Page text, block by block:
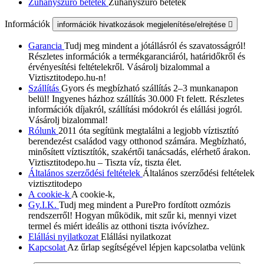
Információk információk hivatkozások megjelenítése/elrejtése 
Garancia Tudj meg mindent a jótállásról és szavatosságról!
Részletes információk a termékgaranciáról, határidőkről és
érvényesítési feltételekről. Vásárolj bizalommal a
Viztisztitodepo.hu-n!
Szállítás Gyors és megbízható szállítás 2–3 munkanapon
belül! Ingyenes házhoz szállítás 30.000 Ft felett. Részletes
információk díjakról, szállítási módokról és elállási jogról.
Vásárolj bizalommal!
Rólunk 2011 óta segítünk megtalálni a legjobb víztisztító
berendezést családod vagy otthonod számára. Megbízható,
minősített víztisztítók, szakértői tanácsadás, elérhető árakon.
Viztisztitodepo.hu – Tiszta víz, tiszta élet.
Általános szerződési feltételek Általános szerződési feltételek
viztisztitodepo
A cookie-k A cookie-k,
Gy.I.K. Tudj meg mindent a PurePro fordított ozmózis
rendszerről! Hogyan működik, mit szűr ki, mennyi vizet
termel és miért ideális az otthoni tiszta ivóvízhez.
Elállási nyilatkozat Elállási nyilatkozat
Kapcsolat Az űrlap segítségével lépjen kapcsolatba velünk